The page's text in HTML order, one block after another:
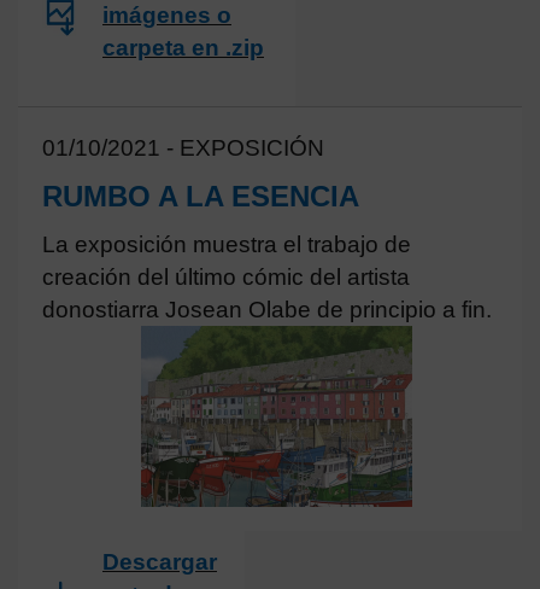
imágenes o
carpeta en .zip
01/10/2021 - EXPOSICIÓN
RUMBO A LA ESENCIA
La exposición muestra el trabajo de
creación del último cómic del artista
donostiarra Josean Olabe de principio a fin.
Descargar